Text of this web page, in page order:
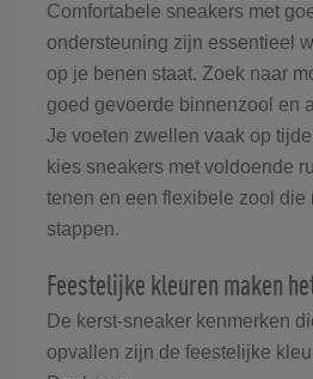
Comfortabele sneakers met
ondersteuning zijn essentieel
op je benen staat. Zoek naar
goed gevoerde binnenzool en
Je voeten zwellen vaak op
kies sneakers met voldoende
tenen en een flexibele zool die
stappen.
Feestelijke kleuren maken
De kerst-sneaker kenmerken
opvallen zijn de feestelijke